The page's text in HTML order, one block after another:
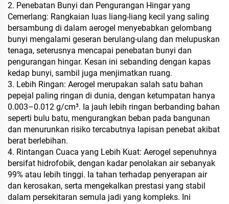
2. Penebatan Bunyi dan Pengurangan Hingar yang
Cemerlang: Rangkaian luas liang-liang kecil yang saling
bersambung di dalam aerogel menyebabkan gelombang
bunyi mengalami geseran berulang-ulang dan melupuskan
tenaga, seterusnya mencapai penebatan bunyi dan
pengurangan hingar. Kesan ini sebanding dengan kapas
kedap bunyi, sambil juga menjimatkan ruang.
3. Lebih Ringan: Aerogel merupakan salah satu bahan
pepejal paling ringan di dunia, dengan ketumpatan hanya
0.003–0.012 g/cm³. Ia jauh lebih ringan berbanding bahan
seperti bulu batu, mengurangkan beban pada bangunan
dan menurunkan risiko tercabutnya lapisan penebat akibat
berat berlebihan.
4. Rintangan Cuaca yang Lebih Kuat: Aerogel sepenuhnya
bersifat hidrofobik, dengan kadar penolakan air sebanyak
99% atau lebih tinggi. Ia tahan terhadap penyerapan air
dan kerosakan, serta mengekalkan prestasi yang stabil
dalam persekitaran semula jadi yang kompleks. Ini